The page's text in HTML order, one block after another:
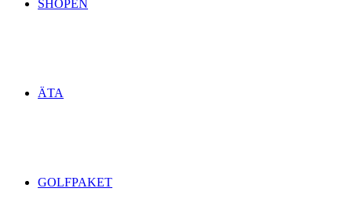
SHOPEN
ÄTA
GOLFPAKET